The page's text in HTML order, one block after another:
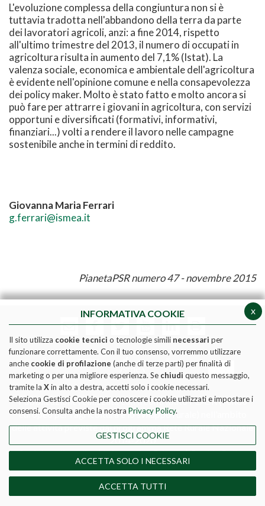
L'evoluzione complessa della congiuntura non si è
tuttavia tradotta nell'abbandono della terra da parte
dei lavoratori agricoli, anzi: a fine 2014, rispetto
all'ultimo trimestre del 2013, il numero di occupati in
agricoltura risulta in aumento del 7,1% (Istat). La
valenza sociale, economica e ambientale dell'agricoltura
è evidente nell'opinione comune e nella consapevolezza
dei policy maker. Molto è stato fatto e molto ancora si
può fare per attrarre i giovani in agricoltura, con servizi
opportuni e diversificati (formativi, informativi,
finanziari...) volti a rendere il lavoro nelle campagne
sostenibile anche in termini di reddito.
Giovanna Maria Ferrari
g.ferrari@ismea.it
PianetaPSR numero 47 -novembre2015
Pubblicazione realizzata con il contributo FEASR (Fondo
europeo per l'agricoltura e lo sviluppo rurale) nell'ambito
delle attività previste dal programma Rete Rurale Nazionale
2014-2020
Social media policy|Informativa Privacy|Cookie Policy
DIRETTORE RESPONSABILE - MATTEO TAGLIAPIETRA
REGISTRAZIONE TRIBUNALE DI ROMA N. 190/2011 del
17-06-2011 - ISSN 2532-8115.
x
INFORMATIVA COOKIE
Il sito utilizza cookie tecnici o tecnologie simili necessari per
funzionare correttamente. Con il tuo consenso, vorremmo utilizzare
anche cookie di profilazione (anche di terze parti) per finalità di
marketing o per una migliore esperienza. Se chiudi questo messaggio,
tramite la Xin alto a destra, accetti solo i cookie necessari.
Seleziona Gestisci Cookie per conoscere i cookie utilizzati e impostare i
consensi. Consulta anche la nostra Privacy Policy.
GESTISCI COOKIE
ACCETTA SOLO I NECESSARI
ACCETTA TUTTI